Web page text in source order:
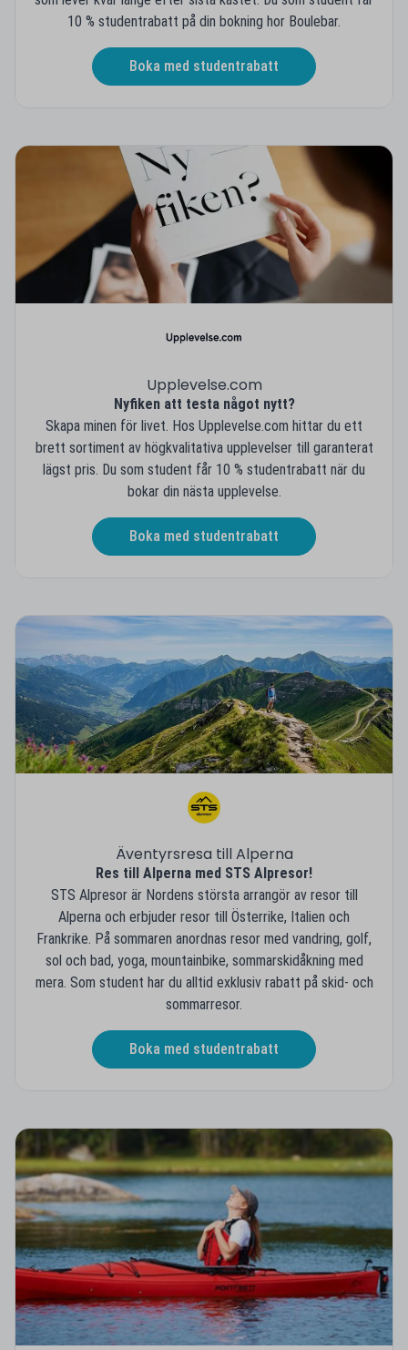
10 % studentrabatt på din bokning hor Boulebar.
Boka med studentrabatt
Upplevelse.com
Nyfiken att testa något nytt?
Skapa minen för livet. Hos Upplevelse.com hittar du ett
brett sortiment av högkvalitativa upplevelser till garanterat
lägst pris. Du som student får 10 % studentrabatt när du
bokar din nästa upplevelse.
Boka med studentrabatt
Äventyrsresa till Alperna
Res till Alperna med STS Alpresor!
STS Alpresor är Nordens största arrangör av resor till
Alperna och erbjuder resor till Österrike, Italien och
Frankrike. På sommaren anordnas resor med vandring, golf,
sol och bad, yoga, mountainbike, sommarskidåkning med
mera. Som student har du alltid exklusiv rabatt på skid- och
sommarresor.
Boka med studentrabatt